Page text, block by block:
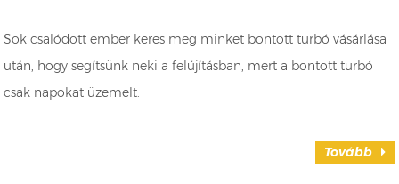
Sok csalódott ember keres meg minket bontott turbó vásárlása
után, hogy segítsünk neki a felújításban, mert a bontott turbó
csak napokat üzemelt.
Tovább